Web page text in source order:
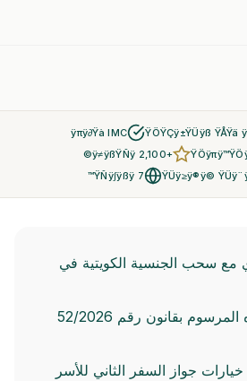
ŸÖŸÇÿ±ŸÜÿß ŸÅŸä
ÿπÿ∂Ÿà IMC
+2,100 ÿ≠ÿßŸÑÿ©
ŸÜÿ≥ÿ®ÿ©
7 ŸÑÿ∫ÿßÿ™
مع سحب الجنسية الكويتية في
ما الذي يغيّره المرسوم بقانون رقم 52/2026
جواز السفر الثاني للأسر